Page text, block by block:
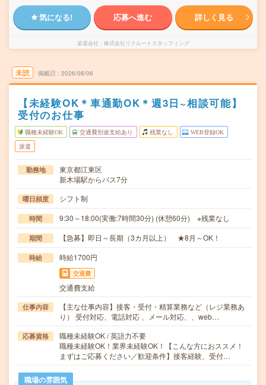
気になる! 応募へ進む 詳しく見る
派遣会社 株式会社リクルートスタッフィング
未読 掲載日 2026/08/06
【未経験OK＊車通勤OK＊週3日~相談可能】
受付のお仕事
職種未経験OK 交通費別途支給あり 残業なし WEB登録OK
派遣
勤務地
東京都江東区
新木場駅からバス7分
曜日頻度 シフト制
時間 9:30～18:00(実働:7時間30分) (休憩60分) ※残業なし
期間 【急募】即日～長期（3カ月以上） ★8月～OK！
時給 時給1700円
交通費
交通費支給
仕事内容
【主な仕事内容】接客・受付・精算業務など（レジ業務あ
り） 受付対応、電話対応 、メール対応、、web…
応募資格
職種未経験OK / 英語力不要
職種未経験OK！業界未経験OK！【こんな方におススメ！
まずはご応募ください／歓迎条件】接客経験、受付…
職場の雰囲気